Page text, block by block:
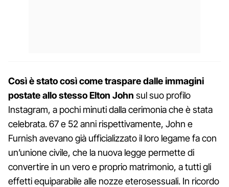
Così è stato così come traspare dalle immagini
postate allo stesso Elton John sul suo profilo
Instagram, a pochi minuti dalla cerimonia che è stata
celebrata. 67 e 52 anni rispettivamente, John e
Furnish avevano già ufficializzato il loro legame fa con
un’unione civile, che la nuova legge permette di
convertire in un vero e proprio matrimonio, a tutti gli
effetti equiparabile alle nozze eterosessuali. In ricordo